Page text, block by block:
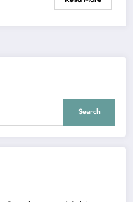
Search